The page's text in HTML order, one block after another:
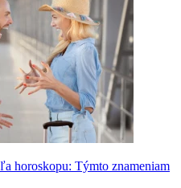
horoskopu: Týmto znameniam